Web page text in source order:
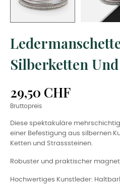
Silberketten
29,50 CHF
Bruttopreis
Diese spektakuläre
einer Befestigung aus silbernen
Ketten und Strasssteinen.
Robuster und praktischer
Hochwertiges Kunstleder: